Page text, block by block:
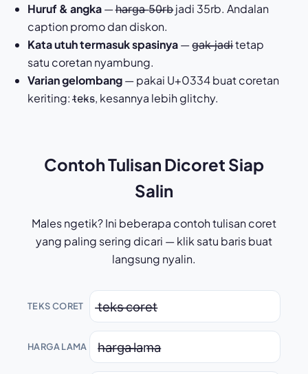
Huruf & angka— h̶a̶r̶g̶a̶ ̶5̶0̶r̶b̶ jadi 35rb. Andalan
caption promo dan diskon.
Kata utuh termasuk spasinya— g̶a̶k̶ ̶j̶a̶d̶i̶ tetap
satu coretan nyambung.
Varian gelombang— pakai U+0334 buat coretan
keriting: t̴e̴k̴s̴, kesannya lebih glitchy.
Contoh Tulisan Dicoret Siap
Salin
Males ngetik? Ini beberapa contoh tulisan coret
yang paling sering dicari — klik satu baris buat
langsung nyalin.
TEKS CORET t̶e̶k̶s̶ ̶c̶o̶r̶e̶t̶
HARGA LAMA h̶a̶r̶g̶a̶ ̶l̶a̶m̶a̶